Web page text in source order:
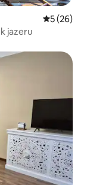
5 (26)
jazeru